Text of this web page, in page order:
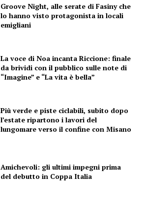
Groove Night, alle serate di Fasiny che
lo hanno visto protagonista in locali
emigliani
La voce di Noa incanta Riccione: finale
da brividi con il pubblico sulle note di
“Imagine” e “La vita è bella”
Più verde e piste ciclabili, subito dopo
l’estate ripartono i lavori del
lungomare verso il confine con Misano
Amichevoli: gli ultimi impegni prima
del debutto in Coppa Italia